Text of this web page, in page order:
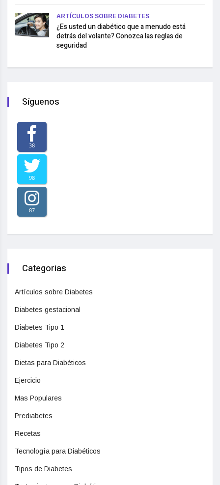
ARTÍCULOS SOBRE DIABETES
¿Es usted un diabético que a menudo está
detrás del volante? Conozca las reglas de
seguridad
Síguenos
38
98
87
Categorias
Artículos sobre Diabetes
Diabetes gestacional
Diabetes Tipo 1
Diabetes Tipo 2
Dietas para Diabéticos
Ejercicio
Mas Populares
Prediabetes
Recetas
Tecnología para Diabéticos
Tipos de Diabetes